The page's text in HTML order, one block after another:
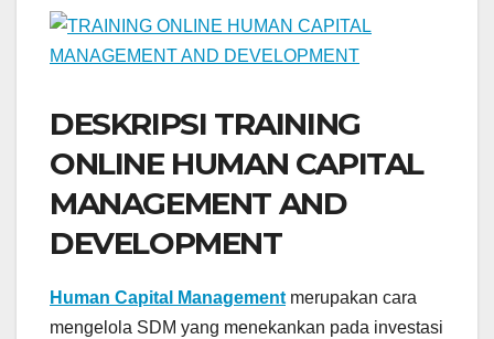
DESKRIPSI TRAINING
ONLINE HUMAN CAPITAL
MANAGEMENT AND
DEVELOPMENT
Human Capital Management merupakan cara
mengelola SDM yang menekankan pada investasi